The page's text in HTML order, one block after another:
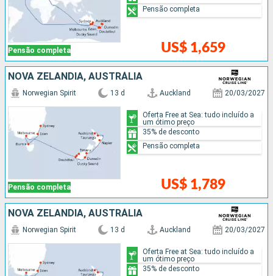
Pensão completa US$ 1,659
Pensão completa
NOVA ZELÂNDIA, AUSTRÁLIA
Pensão completa
Norwegian Spirit 13 d Auckland 20/03/2027
US$ 1,789
Oferta Free at Sea: tudo incluído a
um ótimo preço
35% de desconto
Pensão completa
NOVA ZELÂNDIA, AUSTRÁLIA
Norwegian Spirit 13 d Auckland 20/03/2027
Oferta Free at Sea: tudo incluído a
um ótimo preço
35% de desconto